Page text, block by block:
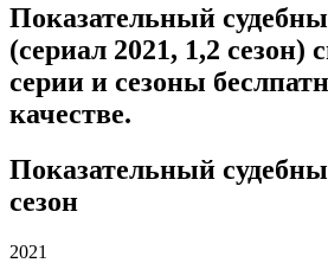
Показательный
(сериал 2021, 1,2 сезон)
серии и сезоны
качестве.
Показательный
сезон
2021